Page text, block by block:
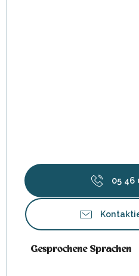
05 46
Gesprochene Sprachen
Gesprochene Sprachen